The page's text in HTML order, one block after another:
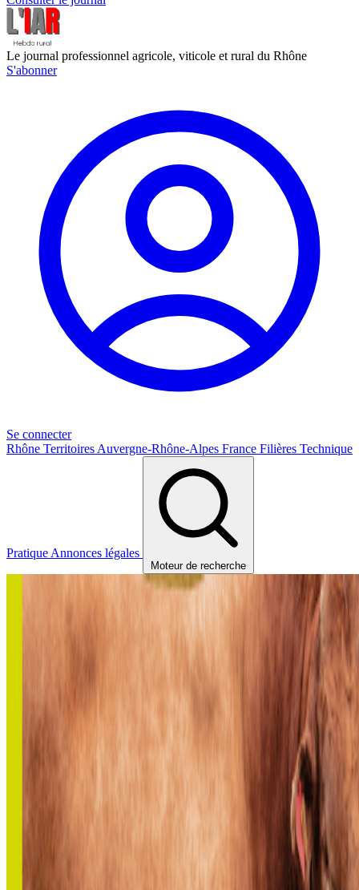
Le journal professionnel agricole, viticole et rural du Rhône
S'abonner
Se connecter
Rhône Territoires Auvergne-Rhône-Alpes France Filières Technique
Pratique Annonces légales
Moteur de recherche